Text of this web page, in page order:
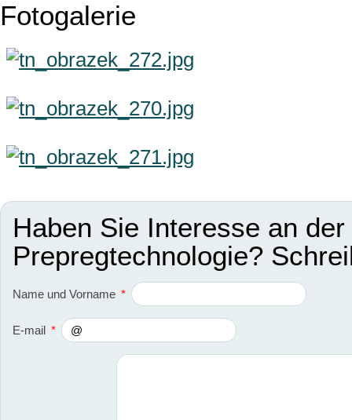
Fotogalerie
Haben Sie Interesse an der
Prepregtechnologie?
Name und Vorname *
E-mail *